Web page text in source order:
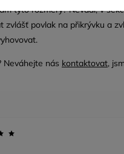
tyto rozměry? Nevadí, v
zvlášť povlak na přikrývku a
Neváhejte nás kontaktovat,